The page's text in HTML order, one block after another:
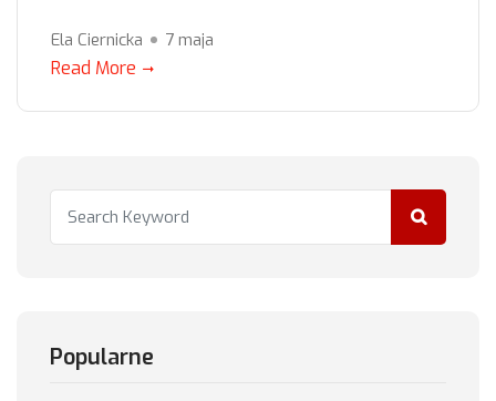
Ela Ciernicka 7 maja
Read More
Popularne